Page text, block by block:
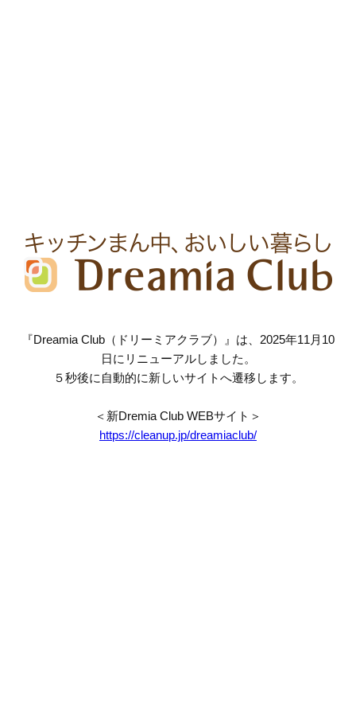
『Dreamia Club（ドリーミアクラブ）』は、2025年11月10
日にリニューアルしました。
５秒後に自動的に新しいサイトへ遷移します。
＜新Dremia Club WEBサイト＞
https://cleanup.jp/dreamiaclub/